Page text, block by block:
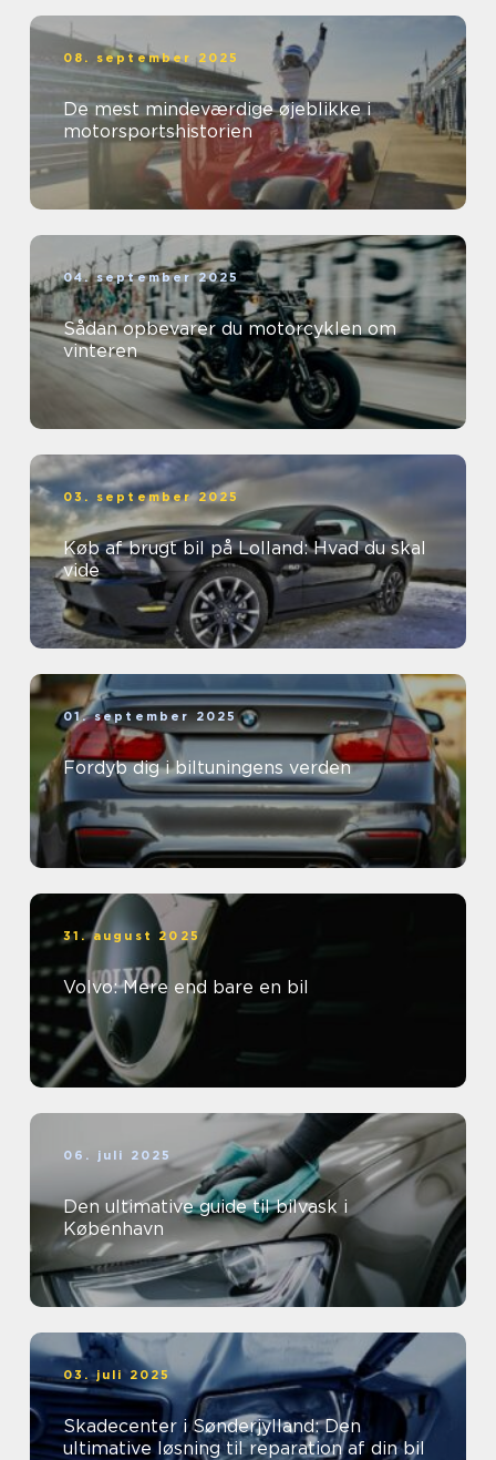
08. september 2025
De mest mindeværdige øjeblikke i
motorsportshistorien
04. september 2025
Sådan opbevarer du motorcyklen om
vinteren
03. september 2025
Køb af brugt bil på Lolland: Hvad du skal
vide
01. september 2025
Fordyb dig i biltuningens verden
31. august 2025
Volvo: Mere end bare en bil
06. juli 2025
Den ultimative guide til bilvask i
København
03. juli 2025
Skadecenter i Sønderjylland: Den
ultimative løsning til reparation af din bil